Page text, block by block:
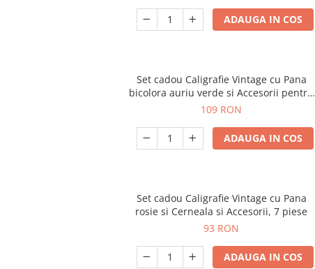
ADAUGA IN COS
Set cadou Caligrafie Vintage cu Pana
bicolora auriu verde si Accesorii pentru
Sigiliu, 5 piese
109 RON
ADAUGA IN COS
Set cadou Caligrafie Vintage cu Pana
rosie si Cerneala si Accesorii, 7 piese
93 RON
ADAUGA IN COS